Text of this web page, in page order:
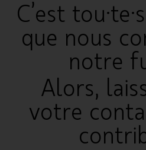
C’est
que nous
notre
Alors,
votre